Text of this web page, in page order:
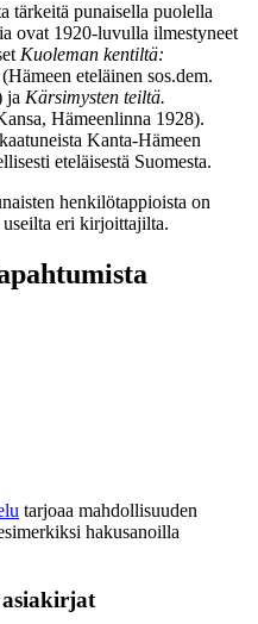
tärkeitä punaisella puolella
ovat 1920-luvulla ilmestyneet
Kuoleman kentiltä:
(Hämeen eteläinen sos.dem.
ja Kärsimysten teiltä.
Hämeenlinna 1928).
Kanta-Hämeen
eteläisestä Suomesta.
henkilötappioista on
eri kirjoittajilta.
tarjoaa mahdollisuuden
hakusanoilla
asiakirjat